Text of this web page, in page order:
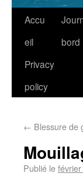
Accu
eil
bord
Privacy
policy
← Blessure de
Publié le